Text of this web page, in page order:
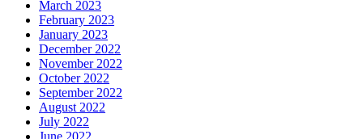
March 2023
February 2023
January 2023
December 2022
November 2022
October 2022
September 2022
August 2022
July 2022